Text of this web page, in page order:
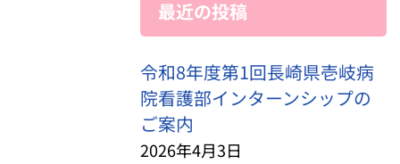
最近の投稿
令和8年度第1回長崎県壱岐病
院看護部インターンシップの
ご案内
2026年4月3日